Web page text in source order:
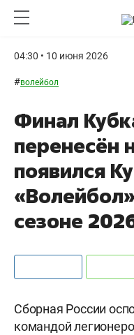
04:30 • 10 июня 2026
#волейбол
Финал
перенесён
появился
сезоне
Сборная России
командой